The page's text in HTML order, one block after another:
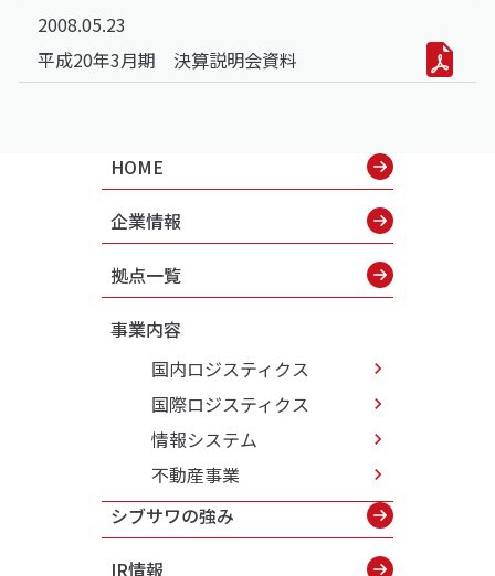
2008.05.23
平成20年3月期 決算説明会資料
HOME
企業情報
拠点一覧
事業内容
国内ロジスティクス
国際ロジスティクス
情報システム
不動産事業
シブサワの強み
IR情報